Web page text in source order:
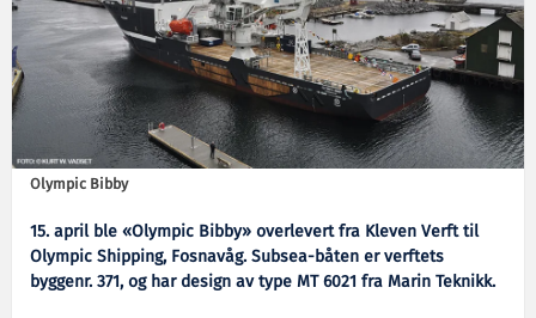
Olympic Bibby
15. april ble «Olympic Bibby» overlevert fra Kleven Verft til
Olympic Shipping, Fosnavåg. Subsea-båten er verftets
byggenr. 371, og har design av type MT 6021 fra Marin Teknikk.